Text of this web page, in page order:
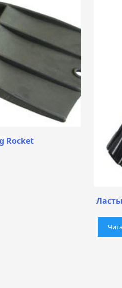
Rocket